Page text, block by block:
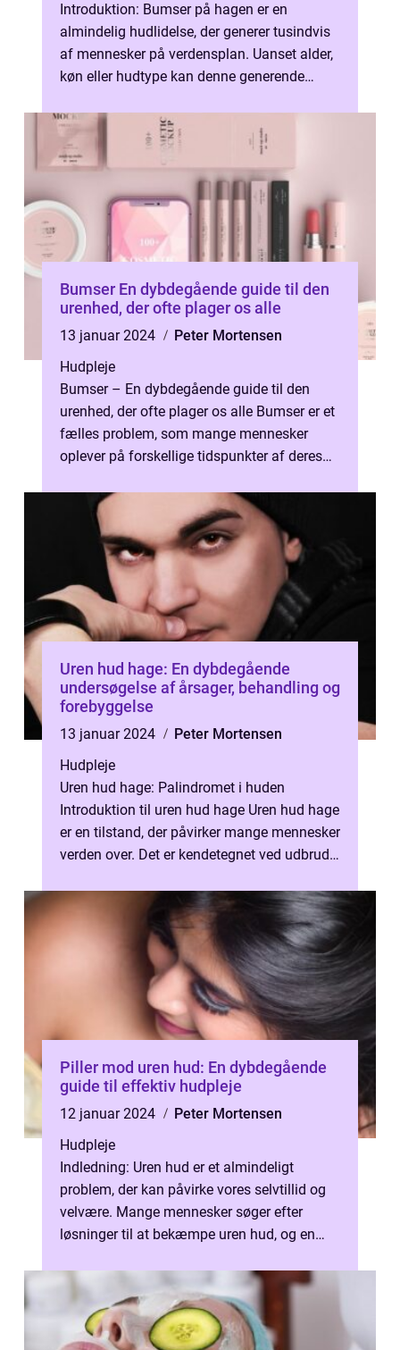
Introduktion: Bumser på hagen er en
almindelig hudlidelse, der generer tusindvis
af mennesker på verdensplan. Uanset alder,
køn eller hudtype kan denne generende
Bumser En dybdegående guide til den
urenhed, der ofte plager os alle
13 januar 2024
Peter Mortensen
Hudpleje
Bumser – En dybdegående guide til den
urenhed, der ofte plager os alle Bumser er et
fælles problem, som mange mennesker
oplever på forskellige tidspunkter af deres
Uren hud hage: En dybdegående
undersøgelse af årsager, behandling og
forebyggelse
13 januar 2024
Peter Mortensen
Hudpleje
Uren hud hage: Palindromet i huden
Introduktion til uren hud hage Uren hud hage
er en tilstand, der påvirker mange mennesker
verden over. Det er kendetegnet ved udbrud
Piller mod uren hud: En dybdegående
guide til effektiv hudpleje
12 januar 2024
Peter Mortensen
Hudpleje
Indledning: Uren hud er et almindeligt
problem, der kan påvirke vores selvtillid og
velvære. Mange mennesker søger efter
løsninger til at bekæmpe uren hud, og en